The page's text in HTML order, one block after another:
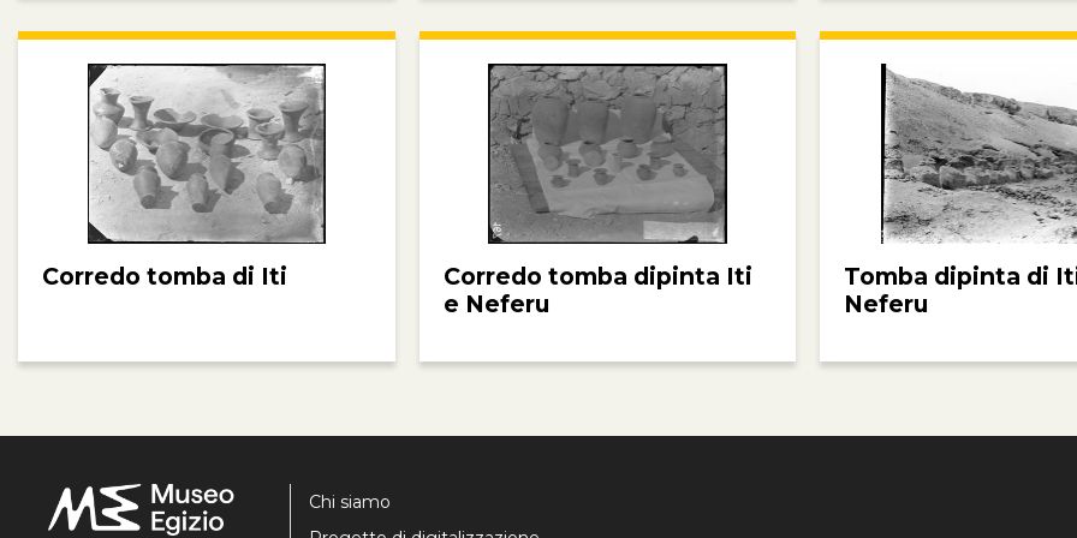
Corredo tomba di Iti
Corredo tomba dipinta Iti
e Neferu
Tomba dipinta di
Neferu
Chi siamo